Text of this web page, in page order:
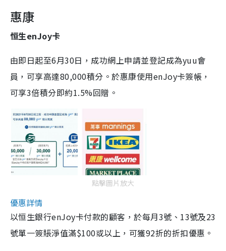
惠康
恒生enJoy卡
由即日起至6月30日，成功網上申請並登記成為yuu會
員，可享高達80,000積分。於惠康使用enJoy卡簽帳，
可享3倍積分即約1.5%回贈。
點擊圖片放大
優惠詳情
以恒生銀行enJoy卡付款的顧客，於每月3號、13號及23
號單一簽賬淨值滿$100或以上，可獲92折的折扣優惠。